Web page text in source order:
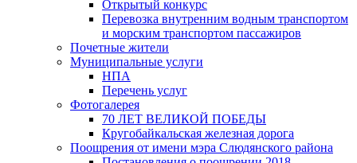
Открытый конкурс
Перевозка внутренним водным транспортом
и морским транспортом пассажиров
Почетные жители
Муниципальные услуги
НПА
Перечень услуг
Фотогалерея
70 ЛЕТ ВЕЛИКОЙ ПОБЕДЫ
Кругобайкальская железная дорога
Поощрения от имени мэра Слюдянского района